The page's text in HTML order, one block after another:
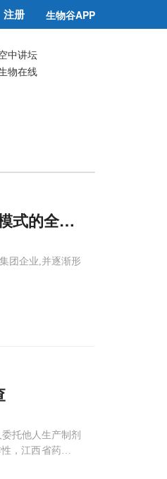
注册 生物谷APP
中讲坛
物在线
式的全流程服务平台
团企业,并逐渐形
托他人生产制剂
，江西省药监局